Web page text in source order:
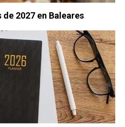
2027 en Baleares